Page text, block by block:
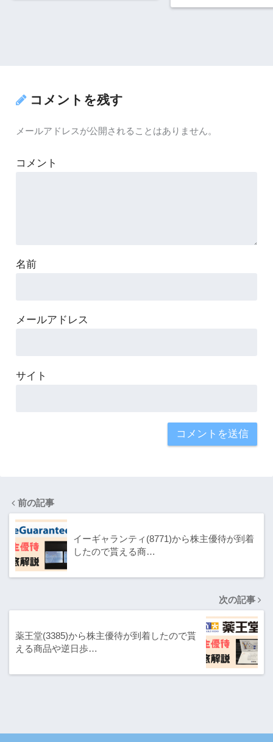
能です
コメントを残す
メールアドレスが公開されることはありません。
コメント
名前
メールアドレス
サイト
前の記事
イーギャランティ(8771)から株主優待が到着
したので貰える商…
次の記事
薬王堂(3385)から株主優待が到着したので貰
える商品や逆日歩…